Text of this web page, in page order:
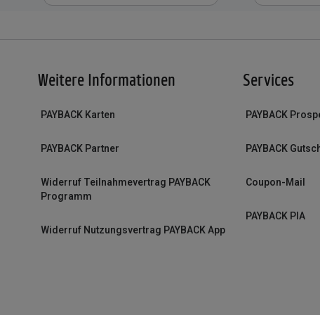
Weitere Informationen
PAYBACK Karten
PAYBACK Partner
Widerruf Teilnahmevertrag PAYBACK
Programm
Widerruf Nutzungsvertrag PAYBACK App
Services
PAYBACK
PAYBACK
Coupon-Mail
PAYBACK PIA